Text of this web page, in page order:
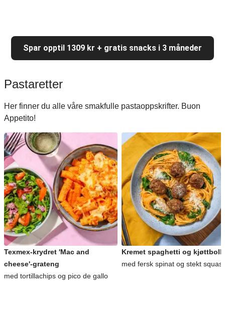
Spar opptil 1309 kr + gratis snacks i 3 måneder
Pastaretter
Her finner du alle våre smakfulle pastaoppskrifter. Buon
Appetito!
Texmex-krydret 'Mac and
cheese'-grateng
med tortillachips og pico de gallo
Kremet spaghetti og
med fersk spinat og stekt